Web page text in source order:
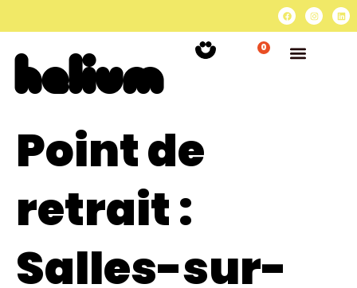
0
Point de
retrait :
Salles-sur-